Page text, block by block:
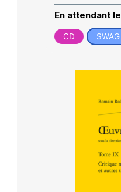
En attendant
CD SWAG